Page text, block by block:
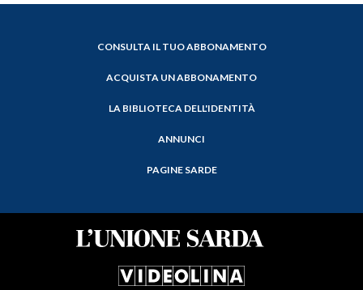
CONSULTA IL TUO ABBONAMENTO
ACQUISTA UN ABBONAMENTO
LA BIBLIOTECA DELL'IDENTITÀ
ANNUNCI
PAGINE SARDE